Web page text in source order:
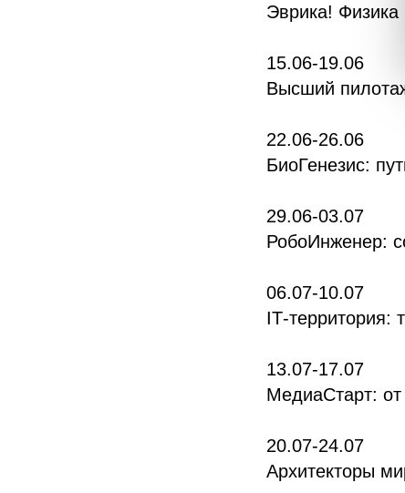
Эврика! Физика
15.06-19.06
Высший
22.06-26.06
БиоГенезис:
29.06-03.07
РобоИнженер:
06.07-10.07
IТ-территория:
13.07-17.07
МедиаСтарт:
20.07-24.07
Архитекторы